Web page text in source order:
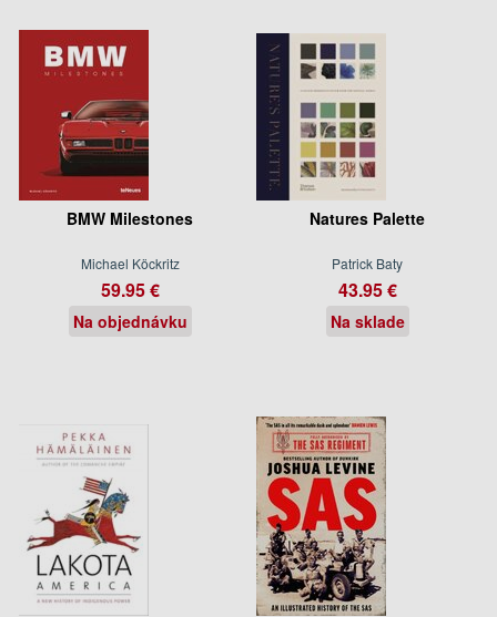
BMW Milestones
Michael Köckritz
59.95 €
Na objednávku
Natures Palette
Patrick Baty
43.95 €
Na sklade